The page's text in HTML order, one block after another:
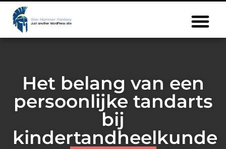
Het belang van een
persoonlijke tandarts
bij
kindertandheelkunde